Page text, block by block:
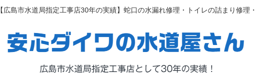
【広島市水道局指定工事店30年の実績】蛇口の水漏れ修理・トイレの詰まり修理・